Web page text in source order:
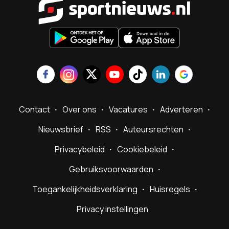
Contact Over ons Vacatures
Adverteren
Nieuwsbrief
RSS
Auteursrechten
Privacybeleid
Cookiebeleid
Gebruiksvoorwaarden
Toegankelijkheidsverklaring
Huisregels
Privacy instellingen